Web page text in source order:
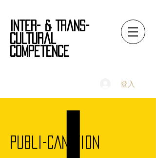
Inter- & Trans-
Cultural
Competence
登入
Publi-CAN-tion